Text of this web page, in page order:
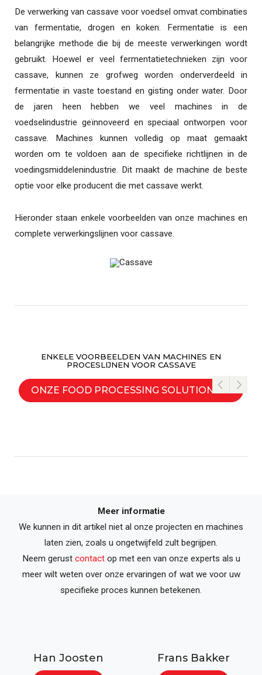
De verwerking van cassave voor voedsel omvat combinaties
van fermentatie, drogen en koken. Fermentatie is een
belangrijke methode die bij de meeste verwerkingen wordt
gebruikt. Hoewel er veel fermentatietechnieken zijn voor
cassave, kunnen ze grofweg worden onderverdeeld in
fermentatie in vaste toestand en gisting onder water. Door
de jaren heen hebben we veel machines in de
voedselindustrie geïnnoveerd en speciaal ontworpen voor
cassave. Machines kunnen volledig op maat gemaakt
worden om te voldoen aan de specifieke richtlijnen in de
voedingsmiddelenindustrie. Dit maakt de machine de beste
optie voor elke producent die met cassave werkt.
Hieronder staan enkele voorbeelden van onze machines en
complete verwerkingslijnen voor cassave.
ENKELE VOORBEELDEN VAN MACHINES EN
PROCESLIJNEN VOOR CASSAVE
ONZE FOOD PROCESSING SOLUTIONS
Meer informatie
We kunnen in dit artikel niet al onze projecten en machines
laten zien, zoals u ongetwijfeld zult begrijpen.
Neem gerust contactop met een van onze experts als u
meer wilt weten over onze ervaringen of wat we voor uw
specifieke proces kunnen betekenen.
Han Joosten Frans Bakker